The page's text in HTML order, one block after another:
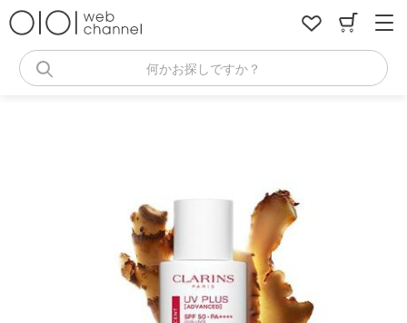
何かお探しですか？